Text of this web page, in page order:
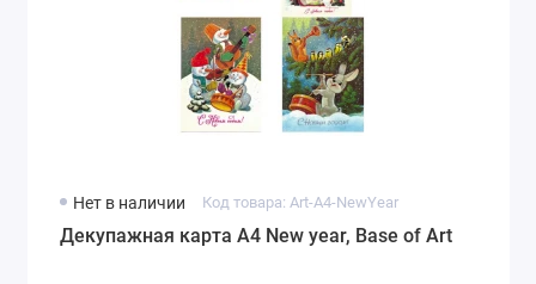
Нет в наличии Код товара: Art-A4-NewYear
Декупажная карта А4 New year, Base of Art